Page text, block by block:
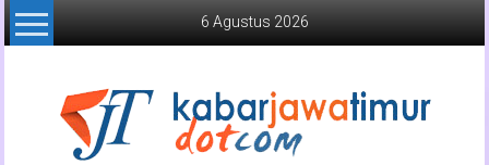
Lompat
ke
6 Agustus 2026